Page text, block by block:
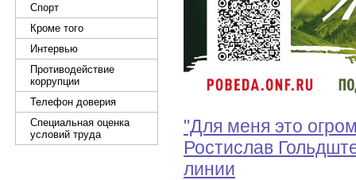
Спорт
Кроме того
Интервью
Противодействие
коррупции
Телефон доверия
Специальная оценка
условий труда
"Для меня это
Ростислав
линии